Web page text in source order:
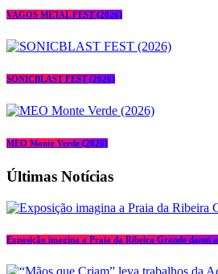
VAGOS METAL FEST (2026)
SONICBLAST FEST (2026)
MEO Monte Verde (2026)
Últimas Notícias
Exposição imagina a Praia da Ribeira Grande daqui